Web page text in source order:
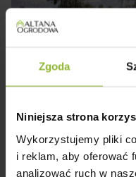
Zgoda
Niniejsza strona
Wykorzystujemy pliki
i reklam, aby oferować
analizować ruch w